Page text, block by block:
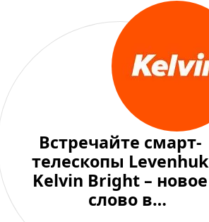
Встречайте смарт-
телескопы Levenhuk
Kelvin Bright – новое
слово в